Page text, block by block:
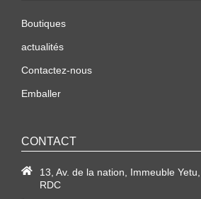
Boutiques
actualités
Contactez-nous
Emballer
CONTACT
13, Av. de la nation, Immeuble
RDC